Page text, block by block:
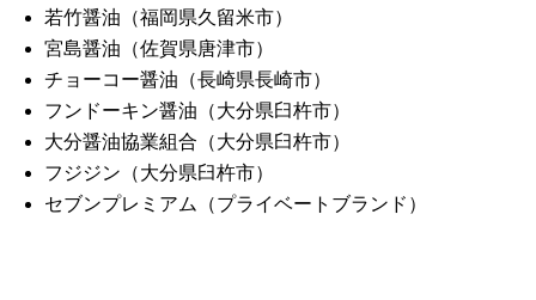
若竹醤油（福岡県久留米市）
宮島醤油（佐賀県唐津市）
チョーコー醤油（長崎県長崎市）
フンドーキン醤油（大分県臼杵市）
大分醤油協業組合（大分県臼杵市）
フジジン（大分県臼杵市）
セブンプレミアム（プライベートブランド）